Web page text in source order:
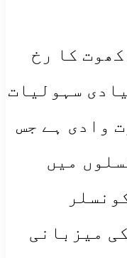
کا رخ
سہولیات
وادی ہے جس
میں
میزبانی